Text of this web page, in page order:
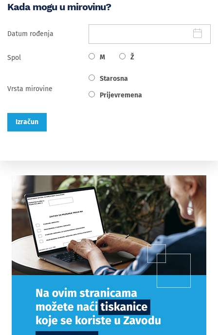
Kada mogu u mirovinu?
Datum rođenja
Spol M Ž
Vrsta mirovine
Starosna
Prijevremena
Izračun